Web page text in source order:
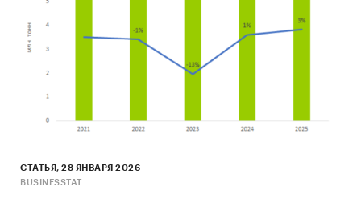
СТАТЬЯ, 28 ЯНВАРЯ 2026
BUSINESSTAT